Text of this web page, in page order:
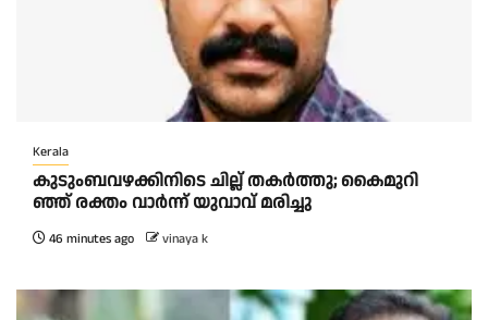
Kerala
കു​ടും​ബ​വ​ഴ​ക്കി​നി​ടെ ചി​ല്ല് ത​ക​ർ​ത്തു; കൈ​മു​റി​
ഞ്ഞ് ര​ക്തം വാ​ർ​ന്ന് യു​വാ​വ് മ​രി​ച്ചു
46 minutes ago vinaya k